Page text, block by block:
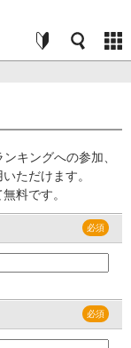
キングへの参加、
ただけます。
料です。